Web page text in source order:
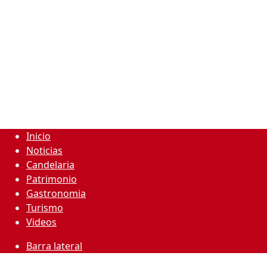
Inicio
Noticias
Candelaria
Patrimonio
Gastronomia
Turismo
Videos
Barra lateral